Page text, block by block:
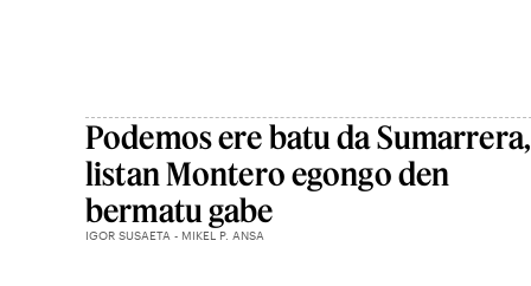
Podemos ere batu da Sumarrera,
listan Montero egongo den
bermatu gabe
IGOR SUSAETA - MIKEL P. ANSA